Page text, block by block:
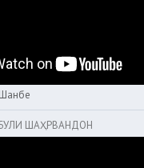
ШАҲРВАНДОН